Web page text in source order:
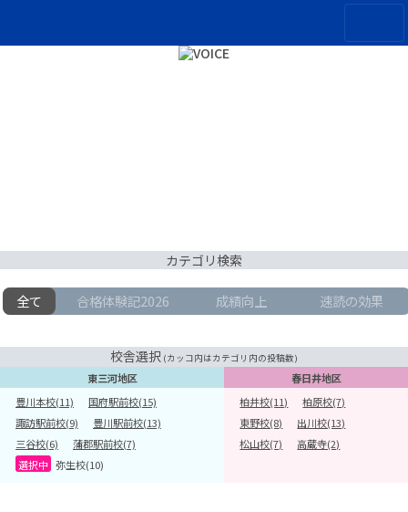
カテゴリ検索
全て 合格体験記2026 成績向上 速読の効果
校舎選択 (カッコ内はカテゴリ内の投稿数)
東三河地区
豊川本校(11)
国府駅前校(15)
諏訪駅前校(9)
豊川駅前校(13)
三谷校(6)
蒲郡駅前校(7)
弥生校(10)
春日井地区
柏井校(11)
柏原校(7)
東野校(8)
出川校(13)
松山校(7)
高蔵寺(2)